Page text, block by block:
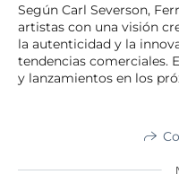
Según Carl Severson,
artistas con una visión
la autenticidad y la
tendencias comerciales.
y lanzamientos en los